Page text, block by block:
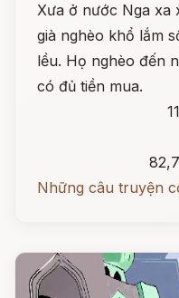
Xưa ở nước Nga xa
già nghèo khổ lắm
lều. Họ nghèo đến
có đủ tiền mua.
Những câu truyện